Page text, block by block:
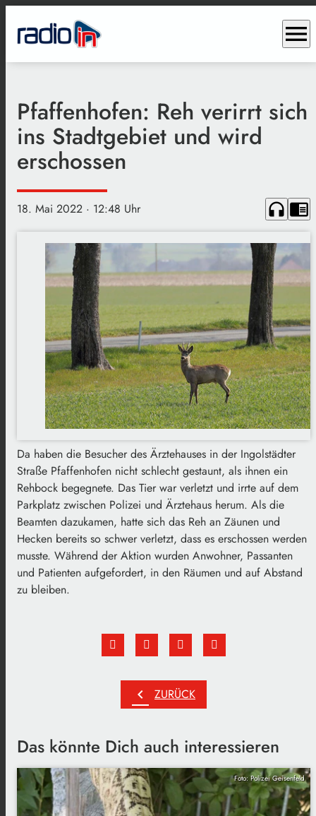
menu
Pfaffenhofen: Reh verirrt sich
ins Stadtgebiet und wird
erschossen
18. Mai 2022 · 12:48 Uhr headphones chrome_reader_mode
Da haben die Besucher des Ärztehauses in der Ingolstädter
Straße Pfaffenhofen nicht schlecht gestaunt, als ihnen ein
Rehbock begegnete. Das Tier war verletzt und irrte auf dem
Parkplatz zwischen Polizei und Ärztehaus herum. Als die
Beamten dazukamen, hatte sich das Reh an Zäunen und
Hecken bereits so schwer verletzt, dass es erschossen werden
musste. Während der Aktion wurden Anwohner, Passanten
und Patienten aufgefordert, in den Räumen und auf Abstand
zu bleiben.
chevron_left ZURÜCK
Das könnte Dich auch interessieren
Foto: Polizei Geisenfeld